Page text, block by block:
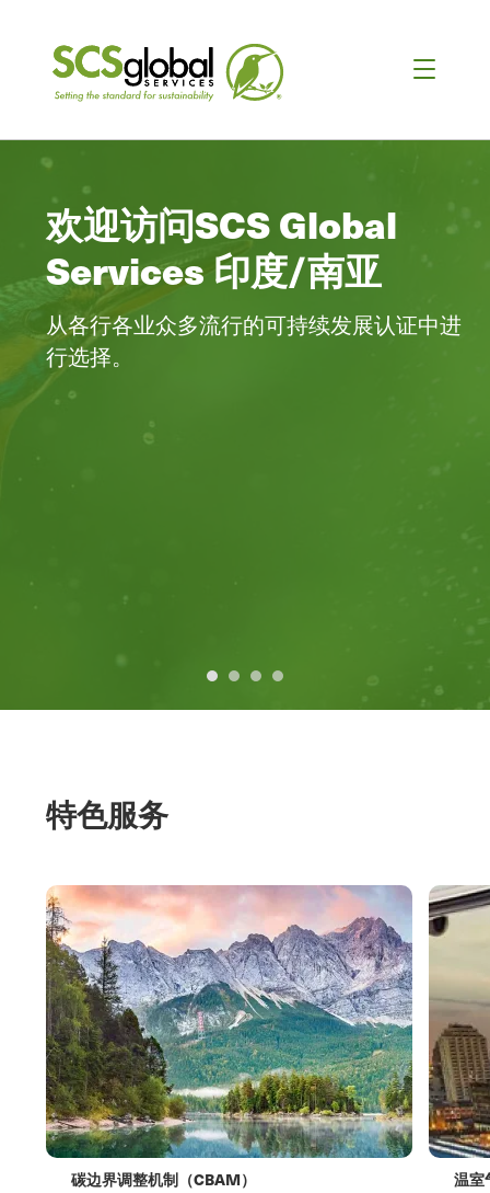
欢迎访问SCS Global
Services 印度/南亚
从各行各业众多流行的可持续发展认证中进
行选择。
特色服务
碳边界调整机制（CBAM） 温室